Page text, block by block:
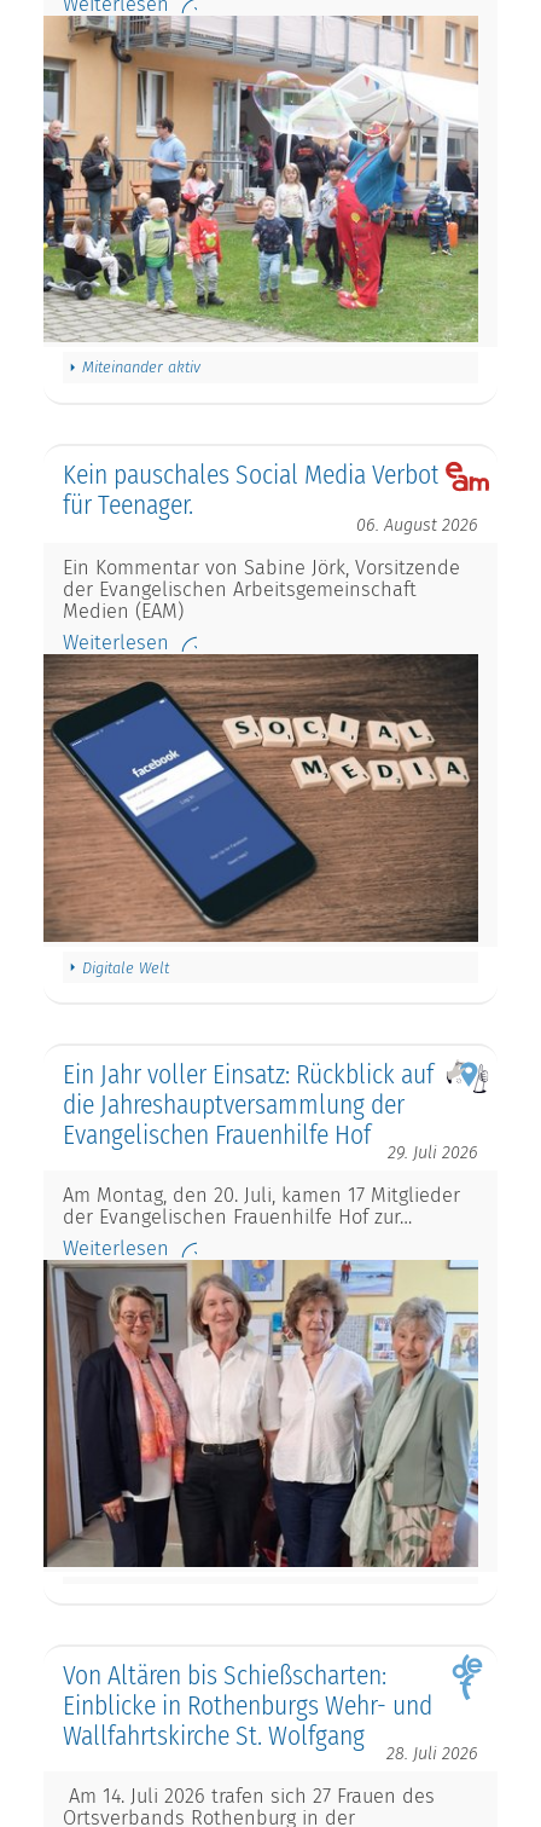
Miteinander aktiv
Kein pauschales Social Media Verbot
für Teenager.
06. August 2026
Ein Kommentar von Sabine Jörk, Vorsitzende
der Evangelischen Arbeitsgemeinschaft
Medien (EAM)
Weiterlesen
Digitale Welt
Ein Jahr voller Einsatz: Rückblick auf
die Jahreshauptversammlung der
Evangelischen Frauenhilfe Hof
29. Juli 2026
Am Montag, den 20. Juli, kamen 17 Mitglieder
der Evangelischen Frauenhilfe Hof zur…
Weiterlesen
Von Altären bis Schießscharten:
Einblicke in Rothenburgs Wehr- und
Wallfahrtskirche St. Wolfgang
28. Juli 2026
Am 14. Juli 2026 trafen sich 27 Frauen des
Ortsverbands Rothenburg in der